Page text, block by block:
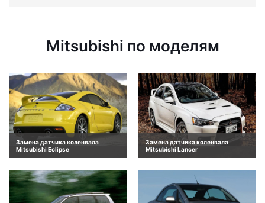
Mitsubishi по моделям
Замена датчика коленвала
Mitsubishi Eclipse
Замена датчика коленвала
Mitsubishi Lancer